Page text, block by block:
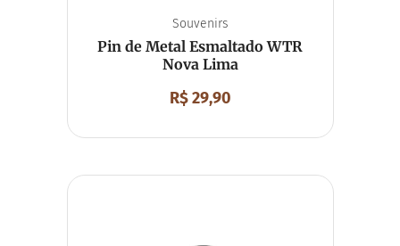
Souvenirs
Pin de Metal Esmaltado WTR
Nova Lima
R$29,90